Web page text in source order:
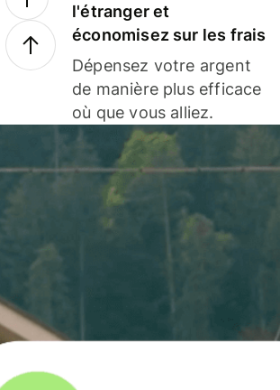
l'étranger et
économisez sur les frais
Dépensez votre argent
de manière plus efficace
où que vous alliez.